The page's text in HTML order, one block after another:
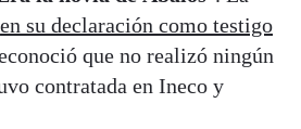
en su declaración como testigo
que no realizó ningún
contratada en Ineco y